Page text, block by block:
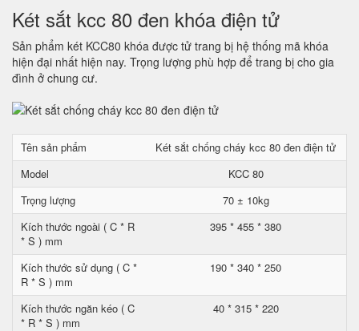
Két sắt kcc 80 đen khóa điện tử
Sản phẩm két KCC80 khóa được tử trang bị hệ thống mã khóa
hiện đại nhất hiện nay. Trọng lượng phù hợp để trang bị cho gia
đình ở chung cư.
Tên sản phẩm
Két sắt chống cháy kcc 80 đen điện tử
Model
KCC 80
Trọng lượng
70 ± 10kg
Kích thước ngoài ( C * R
* S ) mm
395 * 455 * 380
Kích thước sử dụng ( C *
R * S ) mm
190 * 340 * 250
Kích thước ngăn kéo ( C
* R * S ) mm
40 * 315 * 220